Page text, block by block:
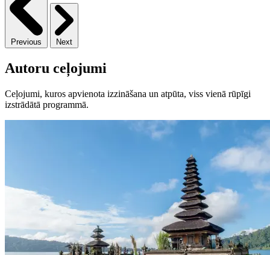
Previous Next
Autoru ceļojumi
Ceļojumi, kuros apvienota izzināšana un atpūta, viss vienā rūpīgi
izstrādātā programmā.